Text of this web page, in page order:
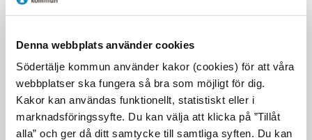
Denna webbplats använder cookies
Södertälje kommun använder kakor (cookies) för att våra
webbplatser ska fungera så bra som möjligt för dig.
Kakor kan användas funktionellt, statistiskt eller i
marknadsföringssyfte. Du kan välja att klicka på ”Tillåt
alla” och ger då ditt samtycke till samtliga syften. Du kan
livsmedel
Tillsynsärenden inom miljö- och
hälsoskydd samt livsmedel
expand_more
Natur- och vattenvård expand_more